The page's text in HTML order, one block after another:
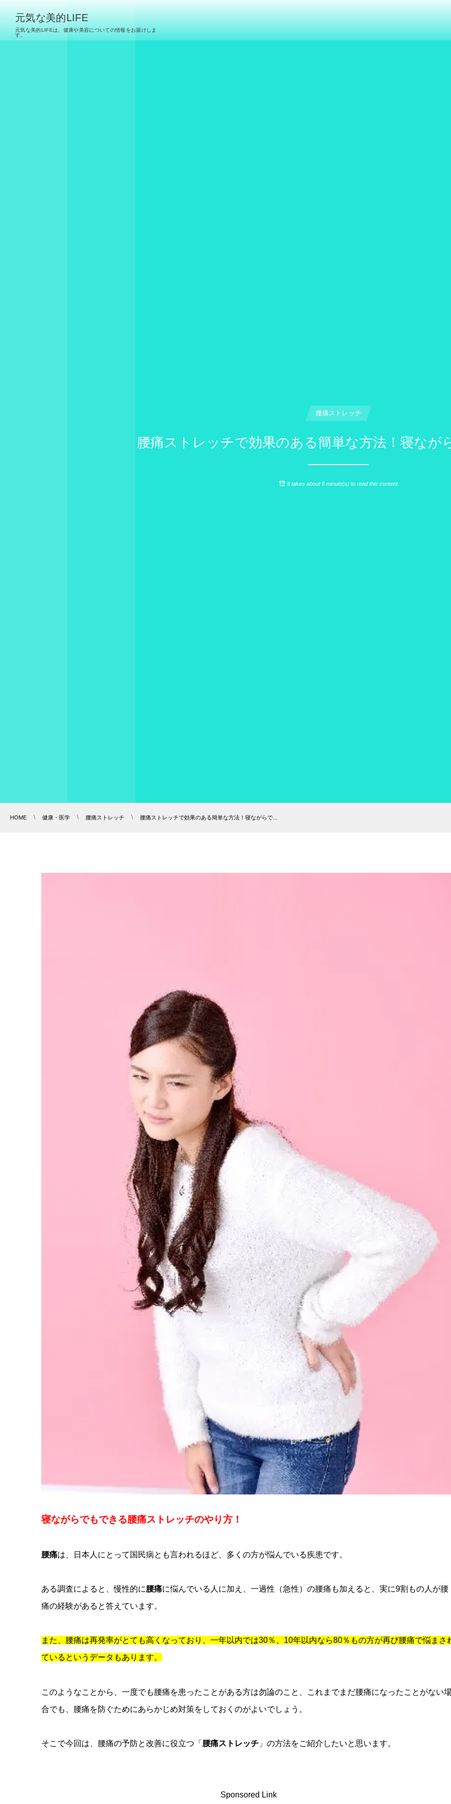
元気な美的LIFE
元気な美的LIFEは、健康や美容についての情報をお届けしま
す。
腰痛ストレッチ
腰痛ストレッチで効果のある簡単な方法！寝なが
It takes about 6 minute(s) to read this content.
HOME 健康・医学 腰痛ストレッチ 腰痛ストレッチで効果のある簡単な方法！寝ながらで...
寝ながらでもできる腰痛ストレッチのやり方！
腰痛は、日本人にとって国民病とも言われるほど、多くの方が悩んでいる疾患です。
ある調査によると、慢性的に腰痛に悩んでいる人に加え、一過性（急性）の腰痛も加えると、実に9割もの人が腰
痛の経験があると答えています。
また、腰痛は再発率がとても高くなっており、一年以内では30％、10年以内なら80％もの方が再び腰痛で悩まさ
ているというデータもあります。
このようなことから、一度でも腰痛を患ったことがある方は勿論のこと、これまでまだ腰痛になったことがない
合でも、腰痛を防ぐためにあらかじめ対策をしておくのがよいでしょう。
そこで今回は、腰痛の予防と改善に役立つ「 腰痛ストレッチ 」の方法をご紹介したいと思います。
Sponsored Link